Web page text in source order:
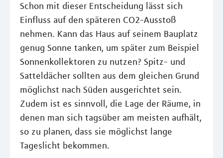
Schon mit dieser Entscheidung lässt sich
Einfluss auf den späteren CO2-Ausstoß
nehmen. Kann das Haus auf seinem Bauplatz
genug Sonne tanken, um später zum Beispiel
Sonnenkollektoren zu nutzen? Spitz- und
Satteldächer sollten aus dem gleichen Grund
möglichst nach Süden ausgerichtet sein.
Zudem ist es sinnvoll, die Lage der Räume, in
denen man sich tagsüber am meisten aufhält,
so zu planen, dass sie möglichst lange
Tageslicht bekommen.